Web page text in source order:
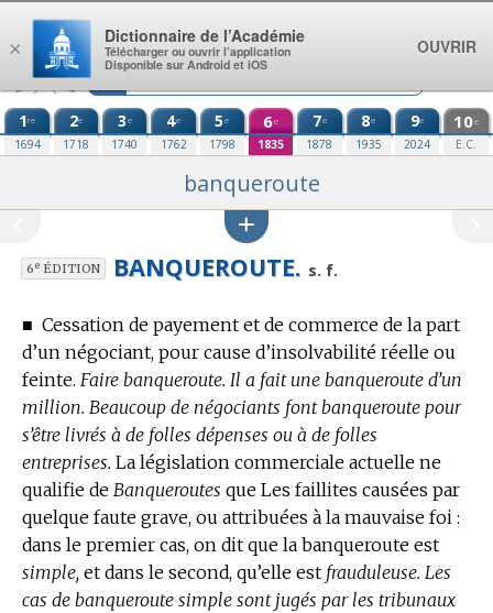
Aller au contenu
1re
1694
2e
1718
3e
1740
4e
1762
5e
1798
6e
1835
7e
1878
8e
1935
9e
2024
10e
E.C.
banqueroute
6eÉDITION BANQUEROUTE. s. f.
■ Cessation de payement et de commerce de la part
d’un négociant, pour cause d’insolvabilité réelle ou
feinte. Faire banqueroute. Il a fait une banqueroute d’un
million. Beaucoup de négociants font banqueroute pour
s’être livrés à de folles dépenses ou à de folles
entreprises. La législation commerciale actuelle ne
qualifie de Banqueroutes que Les faillites causées par
quelque faute grave, ou attribuées à la mauvaise foi :
dans le premier cas, on dit que la banqueroute est
simple, et dans le second, qu’elle est frauduleuse. Les
cas de banqueroute simple sont jugés par les tribunaux
×
Dictionnaire de l’Académie
Télécharger ou ouvrir l’application
Disponible sur Android et iOS
OUVRIR